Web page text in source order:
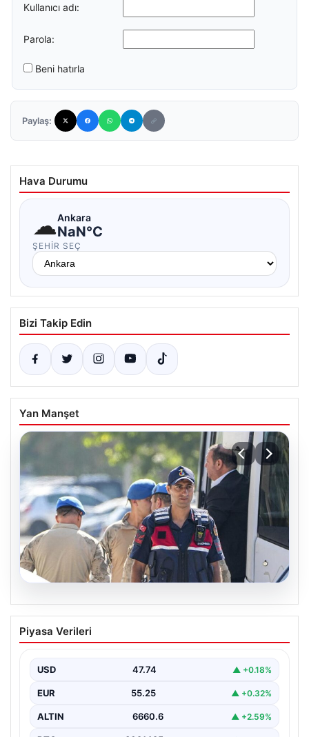
Kullanıcı adı:
Parola:
Beni hatırla
Paylaş:
Hava Durumu
☁Ankara
NaN°C
ŞEHIR SEÇ
Bizi Takip Edin
Yan Manşet
07.08.2026
Menderes Belediye Başkanı İlkay Çiçek
ve 9 Kişi Tutuklandı
Çiçek'in de aralarında bulunduğu isimlere yönelik
yürütülen kapsamlı…
Piyasa Verileri
USD 47.74 ▲ +0.18%
EUR 55.25 ▲ +0.32%
ALTIN 6660.6 ▲ +2.59%